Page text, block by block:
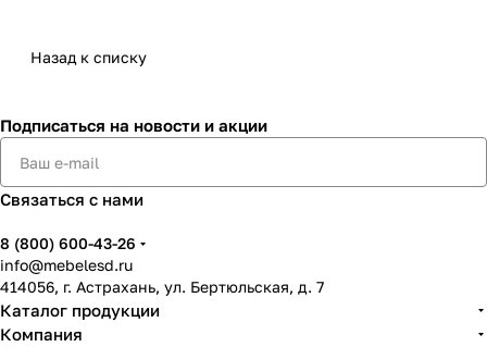
Назад к списку
Подписаться на новости и акции
Связаться с нами
8 (800) 600-43-26
info@mebelesd.ru
414056, г. Астрахань, ул. Бертюльская, д. 7
Каталог продукции
Компания